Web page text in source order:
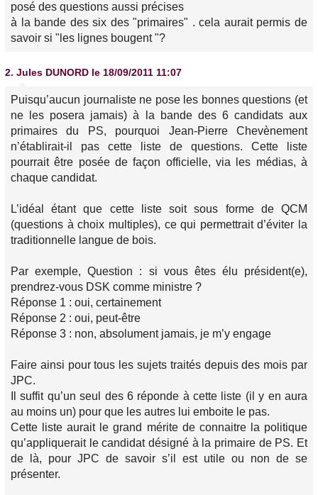
posé des questions aussi précises
à la bande des six des "primaires" . cela aurait permis de
savoir si "les lignes bougent "?
2. Jules DUNORD le 18/09/2011 11:07
Puisqu’aucun journaliste ne pose les bonnes questions (et
ne les posera jamais) à la bande des 6 candidats aux
primaires du PS, pourquoi Jean-Pierre Chevènement
n’établirait-il pas cette liste de questions. Cette liste
pourrait être posée de façon officielle, via les médias, à
chaque candidat.
L’idéal étant que cette liste soit sous forme de QCM
(questions à choix multiples), ce qui permettrait d’éviter la
traditionnelle langue de bois.
Par exemple, Question : si vous êtes élu président(e),
prendrez-vous DSK comme ministre ?
Réponse 1 : oui, certainement
Réponse 2 : oui, peut-être
Réponse 3 : non, absolument jamais, je m’y engage
Faire ainsi pour tous les sujets traités depuis des mois par
JPC.
Il suffit qu’un seul des 6 réponde à cette liste (il y en aura
au moins un) pour que les autres lui emboite le pas.
Cette liste aurait le grand mérite de connaitre la politique
qu’appliquerait le candidat désigné à la primaire de PS. Et
de là, pour JPC de savoir s’il est utile ou non de se
présenter.